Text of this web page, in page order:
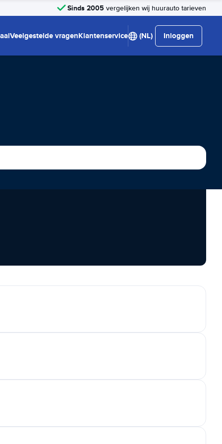
Sinds 2005 vergelijken wij huurauto tarieven
Veelgestelde vragenKlantenservice (NL) Inloggen